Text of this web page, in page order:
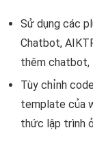
Sử dụng các
Chatbot,
thêm chatbot,
Tùy chỉnh
template của
thức lập trình